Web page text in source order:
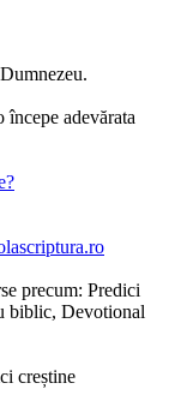
adevărata
precum: Predici
biblic, Devotional
creștine